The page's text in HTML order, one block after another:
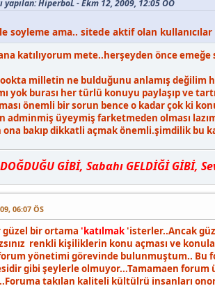
yapılan: HiperboL - Ekm 12, 2009, 12:05 ÖÖ
soyleme ama.. sitede aktif olan
katılıyorum mete..herşeyden önce emeğe
milletin ne bulduğunu anlamış değilim
yok burası her türlü konuyu paylaşıp ve
önemli bir sorun bence o kadar çok ki
adminmiş üyeymiş farketmeden olması
ona bakıp dikkatli açmak önemli.şimdilik bu
GİBİ, Sαbαhı GELDİĞİ GİBİ,
06:07 ÖS
bir ortama 'katılmak'isterler..Ancak
renkli kişiliklerin konu açması ve
yönetimi görevinde bulunmuştum.. Bu
gibi şeylerle olmuyor...Tamamaen
takılan kaliteli kültülrü insanları